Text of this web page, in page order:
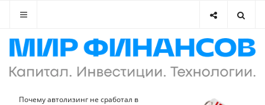
Почему автолизинг не сработал в